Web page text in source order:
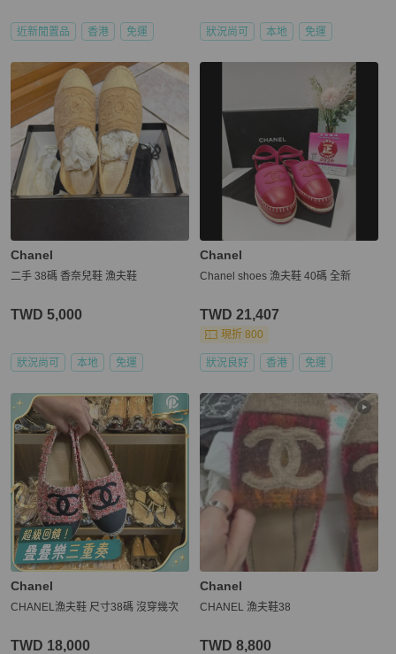
近新閒置品 香港 免運 狀況尚可 本地 免運
Chanel
二手 38碼 香奈兒鞋 漁夫鞋
TWD 5,000
狀況尚可 本地 免運
Chanel
Chanel shoes 漁夫鞋 40碼 全新
TWD 21,407
現折 800
狀況良好 香港 免運
Chanel
CHANEL漁夫鞋 尺寸38碼 沒穿幾次
TWD 18,000
Chanel
CHANEL 漁夫鞋38
TWD 8,800